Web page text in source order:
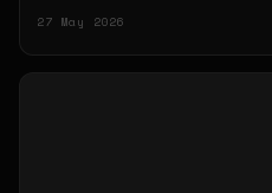
del Bicentenario, en el
27 May 2026